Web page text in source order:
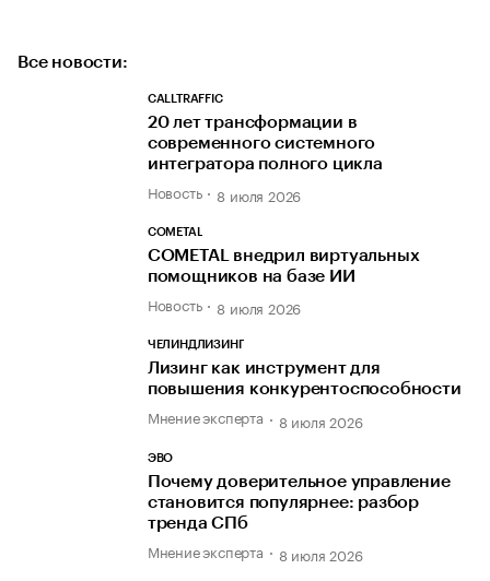
Все новости:
CALLTRAFFIC
20 лет трансформации в
современного системного
интегратора полного цикла
Новость 8 июля 2026
COMETAL
COMETAL внедрил виртуальных
помощников на базе ИИ
Новость 8 июля 2026
ЧЕЛИНДЛИЗИНГ
Лизинг как инструмент для
повышения конкурентоспособности
Мнение эксперта 8 июля 2026
ЭВО
Почему доверительное управление
становится популярнее: разбор
тренда СПб
Мнение эксперта 8 июля 2026